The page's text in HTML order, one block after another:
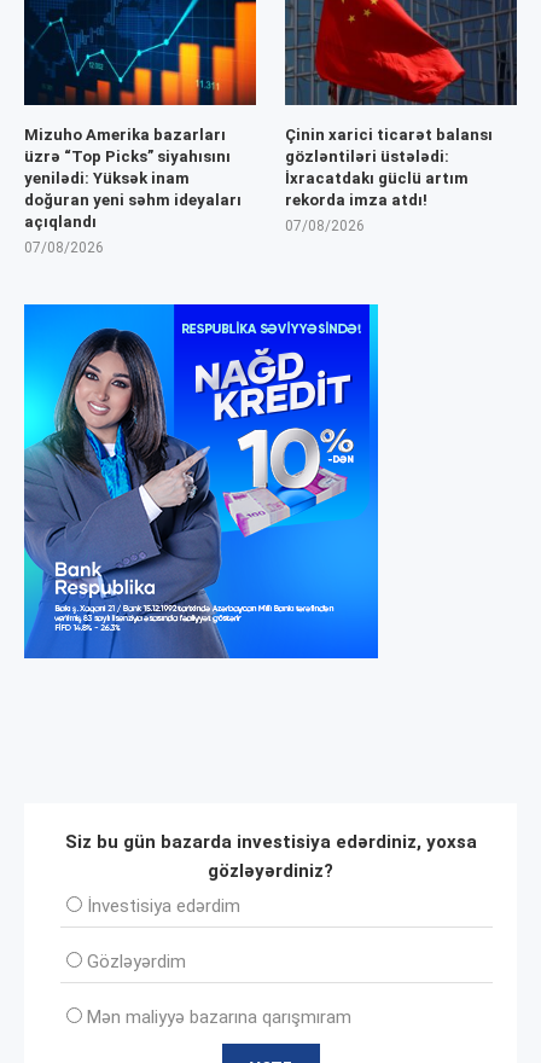
Mizuho Amerika bazarları
üzrə “Top Picks” siyahısını
yenilədi: Yüksək inam
doğuran yeni səhm ideyaları
açıqlandı
07/08/2026
Çinin xarici ticarət balansı
gözləntiləri üstələdi:
İxracatdakı güclü artım
rekorda imza atdı!
07/08/2026
Siz bu gün bazarda investisiya edərdiniz, yoxsa
gözləyərdiniz?
İnvеstisiya edərdim
Gözləyərdim
Mən maliyyə bazarına qarışmıram